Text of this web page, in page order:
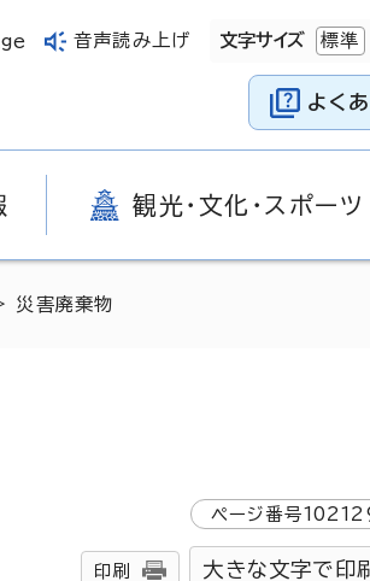
音声読み上げ 文字サイズ 標準
よく
観光・文化・スポーツ
災害廃棄物
ページ番号
印刷 大きな文字で印